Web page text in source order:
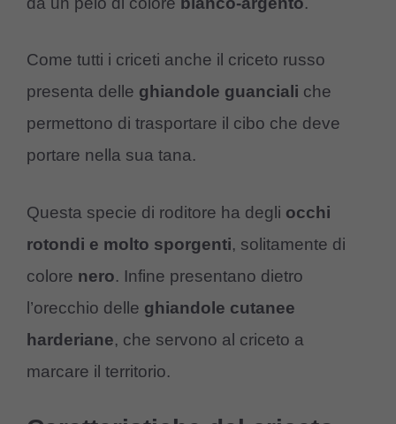
Come tutti i criceti anche il criceto russo
presenta delle ghiandole guanciali che
permettono di trasportare il cibo che deve
portare nella sua tana.
Questa specie di roditore ha degli occhi
rotondi e molto sporgenti, solitamente di
colore nero. Infine presentano dietro
l’orecchio delle ghiandole cutanee
harderiane, che servono al criceto a
marcare il territorio.